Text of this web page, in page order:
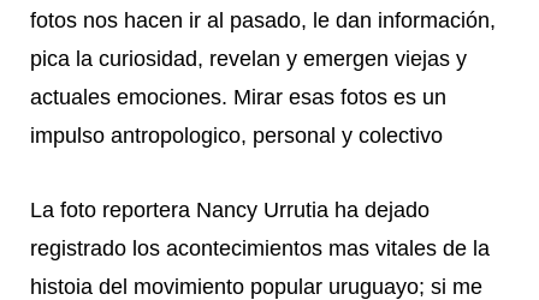
fotos nos hacen ir al pasado, le dan información,
pica la curiosidad, revelan y emergen viejas y
actuales emociones. Mirar esas fotos es un
impulso antropologico, personal y colectivo
La foto reportera Nancy Urrutia ha dejado
registrado los acontecimientos mas vitales de la
histoia del movimiento popular uruguayo; si me